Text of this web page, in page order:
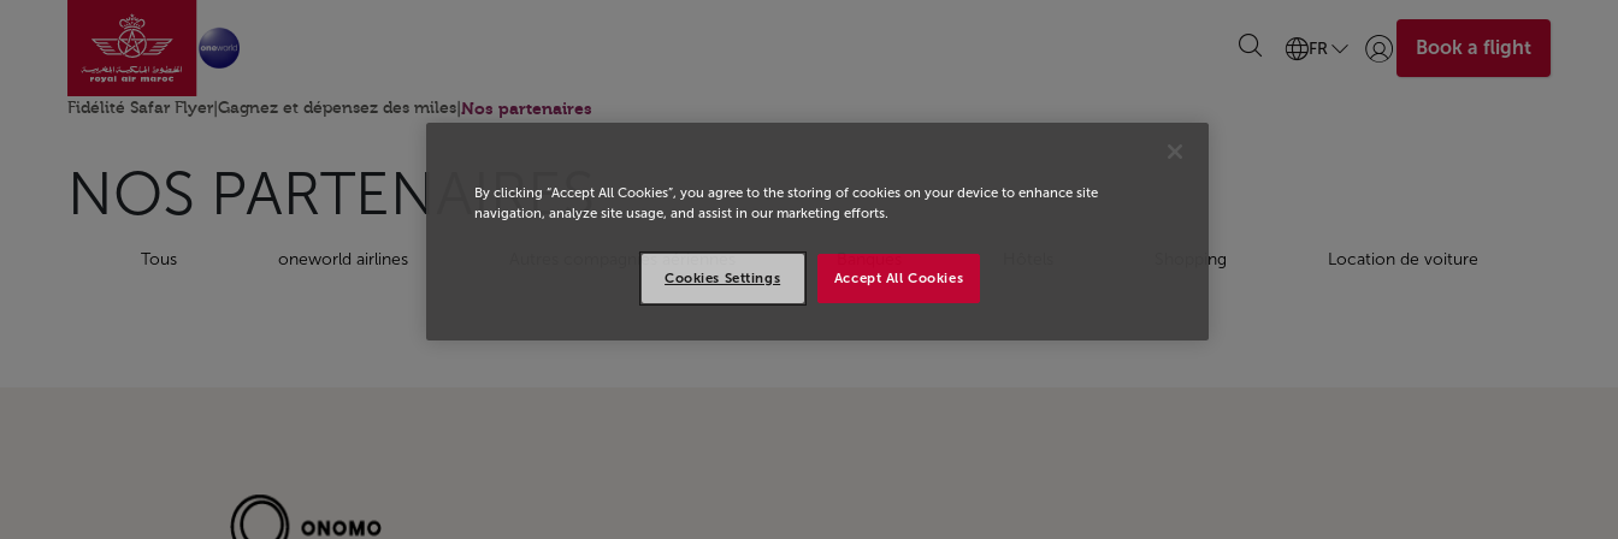
Saut au contenu principal
Aller à la page accueil FR Se connecter | S’inscrire)
Book a flight
Fidélité Safar Flyer Gagnez et dépensez des miles Nos partenaires
NOS PARTENAIRES
Tous oneworld airlines Autres compagnies aériennes Banques Shopping Location de voiture
By clicking “Accept All Cookies”, you agree to the storing of cookies on your device to enhance site
navigation, analyze site usage, and assist in our marketing efforts.
Accept All Cookies
Cookies Settings